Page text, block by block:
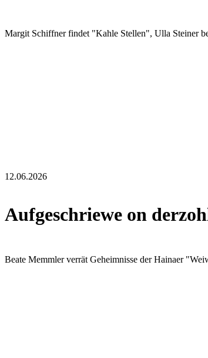
Margit Schiffner findet "Kahle Stellen", Ulla Steiner
12.06.2026
Aufgeschriewe on
Beate Memmler verrät Geheimnisse der Hainaer